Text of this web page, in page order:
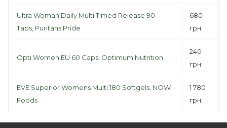
Ultra Woman Daily Multi Timed Release 90
Tabs, Puritans Pride
680
грн.
Opti Women EU 60 Caps, Optimum Nutrition
240
грн.
EVE Superior Womens Multi 180 Softgels, NOW
Foods
1 780
грн.